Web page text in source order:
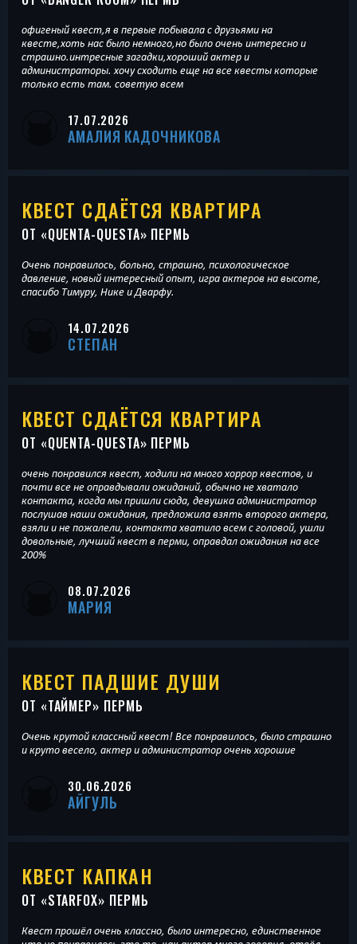
офигеный квест,я в первые побывала с друзьями на
квесте,хоть нас было немного,но было очень интересно и
страшно.интресные загадки,хороший актер и
администраторы. хочу сходить еще на все квесты которые
только есть там. советую всем
17.07.2026
АМАЛИЯ КАДОЧНИКОВА
КВЕСТ СДАЁТСЯ КВАРТИРА
ОТ «QUENTA-QUESTA» ПЕРМЬ
Очень понравилось, больно, страшно, психологическое
давление, новый интересный опыт, игра актеров на высоте,
спасибо Тимуру, Нике и Дварфу.
14.07.2026
СТЕПАН
КВЕСТ СДАЁТСЯ КВАРТИРА
ОТ «QUENTA-QUESTA» ПЕРМЬ
очень понравился квест, ходили на много хоррор квестов, и
почти все не оправдывали ожиданий, обычно не хватало
контакта, когда мы пришли сюда, девушка администратор
послушав наши ожидания, предложила взять второго актера,
взяли и не пожалели, контакта хватило всем с головой, ушли
довольные, лучший квест в перми, оправдал ожидания на все
200%
08.07.2026
МАРИЯ
КВЕСТ ПАДШИЕ ДУШИ
ОТ «ТАЙМЕР» ПЕРМЬ
Очень крутой классный квест! Все понравилось, было страшно
и круто весело, актер и администратор очень хорошие
30.06.2026
АЙГУЛЬ
КВЕСТ КАПКАН
ОТ «STARFOX» ПЕРМЬ
Квест прошёл очень классно, было интересно, единственное